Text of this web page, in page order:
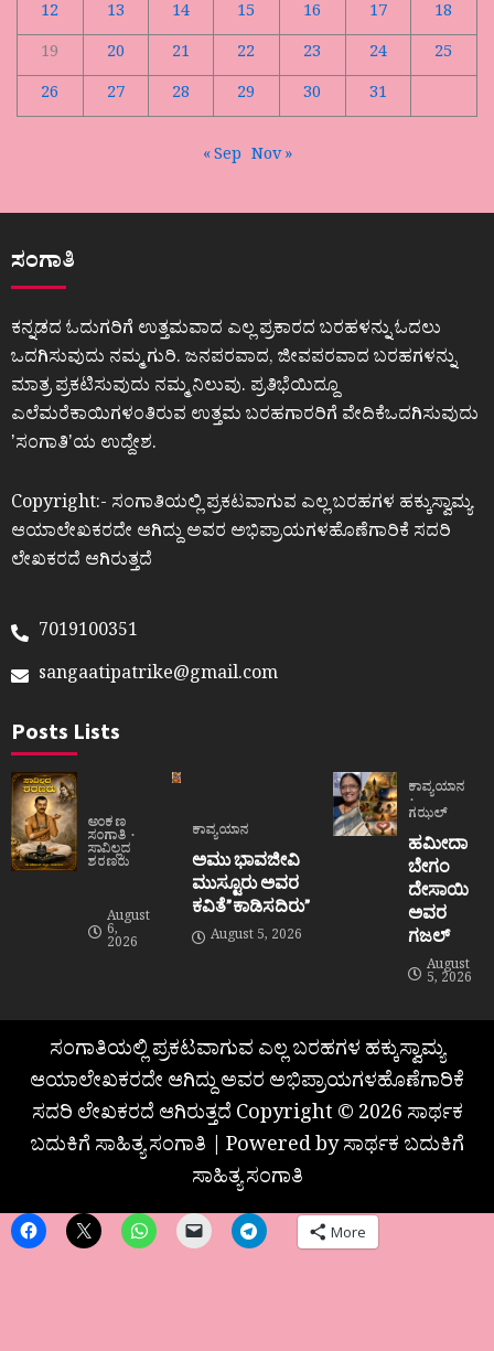
12
13 14 15 16 17
18
19
20 21 22 23 24
25
26
27 28 29 30 31
« Sep Nov »
ಸಂಗಾತಿ
ಕನ್ನಡದ ಓದುಗರಿಗೆ ಉತ್ತಮವಾದ ಎಲ್ಲ ಪ್ರಕಾರದ ಬರಹಳನ್ನು ಓದಲು
ಒದಗಿಸುವುದು ನಮ್ಮ ಗುರಿ. ಜನಪರವಾದ, ಜೀವಪರವಾದ ಬರಹಗಳನ್ನು
ಮಾತ್ರ ಪ್ರಕಟಿಸುವುದು ನಮ್ಮ ನಿಲುವು. ಪ್ರತಿಭೆಯಿದ್ದೂ
ಎಲೆಮರೆಕಾಯಿಗಳಂತಿರುವ ಉತ್ತಮ ಬರಹಗಾರರಿಗೆ ವೇದಿಕೆಒದಗಿಸುವುದು
ʼಸಂಗಾತಿʼಯ ಉದ್ದೇಶ.
Copyright:- ಸಂಗಾತಿಯಲ್ಲಿ ಪ್ರಕಟವಾಗುವ ಎಲ್ಲ ಬರಹಗಳ ಹಕ್ಕುಸ್ವಾಮ್ಯ
ಆಯಾಲೇಖಕರದೇ ಆಗಿದ್ದು ಅವರ ಅಭಿಪ್ರಾಯಗಳಹೊಣೆಗಾರಿಕೆ ಸದರಿ
ಲೇಖಕರದೆ ಆಗಿರುತ್ತದೆ
7019100351
sangaatipatrike@gmail.com
Posts Lists
ಅಂಕಣ
ಸಂಗಾತಿ
ಸಾವಿಲ್ಲದ
ಶರಣರು
August
6,
2026
ಕಾವ್ಯಯಾನ
ಅಮು ಭಾವಜೀವಿ
ಮುಸ್ಟೂರು ಅವರ
ಕವಿತೆ”ಕಾಡಿಸದಿರು”
August 5, 2026
ಕಾವ್ಯಯಾನ
ಗಝಲ್
ಹಮೀದಾ
ಬೇಗಂ
ದೇಸಾಯಿ
ಅವರ
ಗಜಲ್
August
5, 2026
ಸಂಗಾತಿಯಲ್ಲಿ ಪ್ರಕಟವಾಗುವ ಎಲ್ಲ ಬರಹಗಳ ಹಕ್ಕುಸ್ವಾಮ್ಯ
ಆಯಾಲೇಖಕರದೇ ಆಗಿದ್ದು ಅವರ ಅಭಿಪ್ರಾಯಗಳಹೊಣೆಗಾರಿಕೆ
ಸದರಿ ಲೇಖಕರದೆ ಆಗಿರುತ್ತದೆ Copyright © 2026 ಸಾರ್ಥಕ
ಬದುಕಿಗೆ ಸಾಹಿತ್ಯ ಸಂಗಾತಿ | Powered by ಸಾರ್ಥಕ ಬದುಕಿಗೆ
ಸಾಹಿತ್ಯ ಸಂಗಾತಿ
More